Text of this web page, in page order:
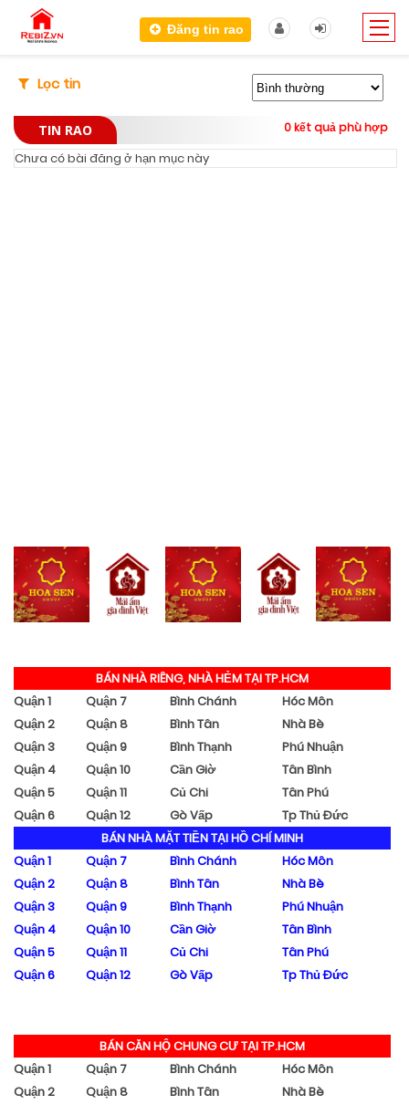
Đăng tin rao
Lọc tin
TIN RAO 0 kết quả phù hợp
Chưa có bài đăng ở hạn mục này
BÁN NHÀ RIÊNG, NHÀ HẺM TẠI TP.HCM
Quận 1
Quận 7 Bình Chánh
Hóc Môn
Quận 2
Quận 8 Bình Tân
Nhà Bè
Quận 3
Quận 9 Bình Thạnh
Phú Nhuận
Quận 4
Quận 10 Cần Giờ
Tân Bình
Quận 5
Quận 11 Củ Chi
Tân Phú
Quận 6
Quận 12 Gò Vấp
Tp Thủ Đức
BÁN NHÀ MẶT TIỀN TẠI HỒ CHÍ MINH
Quận 1
Quận 7 Bình Chánh
Hóc Môn
Quận 2
Quận 8 Bình Tân
Nhà Bè
Quận 3
Quận 9 Bình Thạnh
Phú Nhuận
Quận 4
Quận 10 Cần Giờ
Tân Bình
Quận 5
Quận 11 Củ Chi
Tân Phú
Quận 6
Quận 12 Gò Vấp Tp Thủ Đức
BÁN CĂN HỘ CHUNG CƯ TẠI TP.HCM
Quận 1
Quận 7 Bình Chánh
Hóc Môn
Quận 2
Quận 8 Bình Tân
Nhà Bè